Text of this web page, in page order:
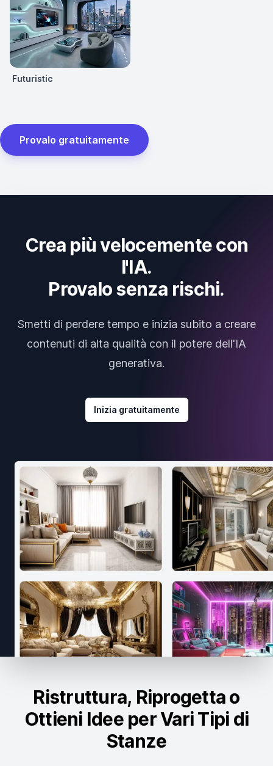
Futuristic
Provalo gratuitamente
Crea più velocemente con
l'IA.
Provalo senza rischi.
Smetti di perdere tempo e inizia subito a creare
contenuti di alta qualità con il potere dell'IA
generativa.
Inizia gratuitamente
Ristruttura, Riprogetta o
Ottieni Idee per Vari Tipi di
Stanze